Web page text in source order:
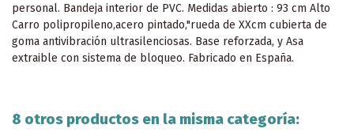
personal. Bandeja interior de PVC. Medidas abierto : 93 cm Alto
Carro polipropileno,acero pintado,"rueda de XXcm cubierta de
goma antivibración ultrasilenciosas. Base reforzada, y Asa
extraible con sistema de bloqueo. Fabricado en España.
8 otros productos en la misma categoría: